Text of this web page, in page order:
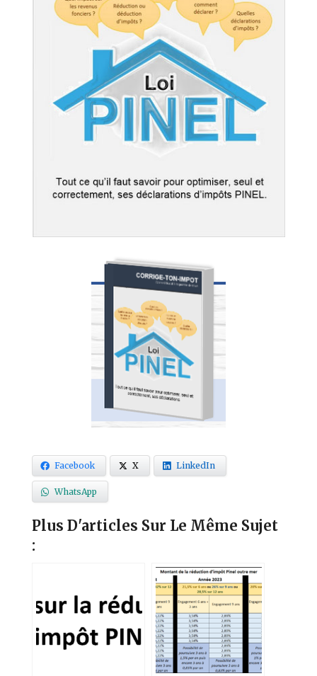
Facebook X LinkedIn
WhatsApp
Plus D'articles Sur Le Même Sujet
: